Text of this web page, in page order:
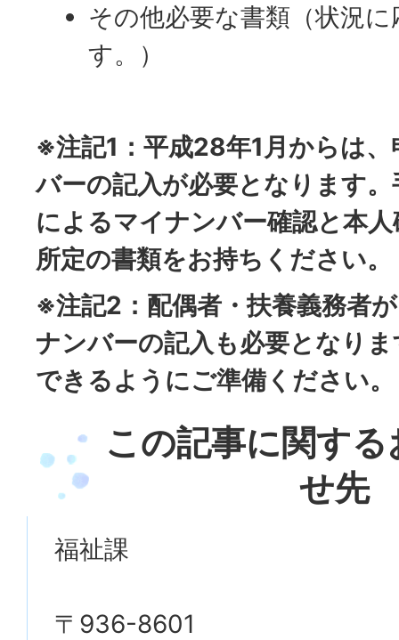
その他必要な書類（状況
す。）
※注記1：平成28年1月からは
バーの記入が必要となります
によるマイナンバー確認と本
所定の書類をお持ちください。
※注記2：配偶者・扶養義務者
ナンバーの記入も必要となり
できるようにご準備ください。
この記事に関す
せ先
福祉課
〒936-8601